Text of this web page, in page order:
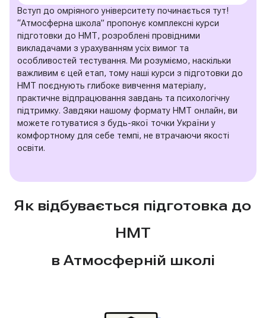
Вступ до омріяного університету починається тут!
“Атмосферна школа” пропонує комплексні курси
підготовки до НМТ, розроблені провідними
викладачами з урахуванням усіх вимог та
особливостей тестування. Ми розуміємо, наскільки
важливим є цей етап, тому наші курси з підготовки до
НМТ поєднують глибоке вивчення матеріалу,
практичне відпрацювання завдань та психологічну
підтримку. Завдяки нашому формату НМТ онлайн, ви
можете готуватися з будь-якої точки України у
комфортному для себе темпі, не втрачаючи якості
освіти.
Як відбувається підготовка до
НМТ
в Атмосферній школі